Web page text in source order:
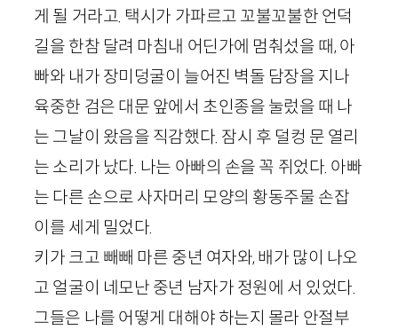
게 될 거라고. 택시가 가파르고 꼬불꼬불한 언덕
길을 한참 달려 마침내 어딘가에 멈춰섰을 때, 아
빠와 내가 장미덩굴이 늘어진 벽돌 담장을 지나
육중한 검은 대문 앞에서 초인종을 눌렀을 때 나
는 그날이 왔음을 직감했다. 잠시 후 덜컹 문 열리
는 소리가 났다. 나는 아빠의 손을 꼭 쥐었다. 아빠
는 다른 손으로 사자머리 모양의 황동주물 손잡
이를 세게 밀었다.
키가 크고 빼빼 마른 중년 여자와, 배가 많이 나오
고 얼굴이 네모난 중년 남자가 정원에 서 있었다.
그들은 나를 어떻게 대해야 하는지 몰라 안절부